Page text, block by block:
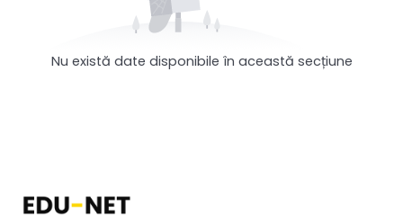
Nu există date disponibile în această secțiune